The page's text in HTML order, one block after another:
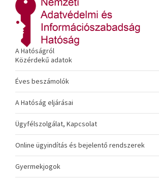
A Hatóságról
Közérdekű adatok
Éves beszámolók
A Hatóság eljárásai
Ügyfélszolgálat, Kapcsolat
Online ügyindítás és bejelentő rendszerek
Gyermekjogok